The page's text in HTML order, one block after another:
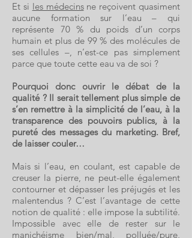
Et si les médecinsne reçoivent quasiment
aucune formation sur l’eau – qui
représente 70 % du poids d’un corps
humain et plus de 99 % des molécules de
ses cellules –, n’est-ce pas simplement
parce que toute cette eau va de soi ?
Pourquoi donc ouvrir le débat de la
qualité ? Il serait tellement plus simple de
s’en remettre à la simplicité de l’eau, à la
transparence des pouvoirs publics, à la
pureté des messages du marketing. Bref,
de laisser couler…
Mais si l’eau, en coulant, est capable de
creuser la pierre, ne peut-elle également
contourner et dépasser les préjugés et les
malentendus ? C’est l’avantage de cette
notion de qualité : elle impose la subtilité.
Impossible avec elle de rester sur le
manichéisme bien/mal, polluée/pure,